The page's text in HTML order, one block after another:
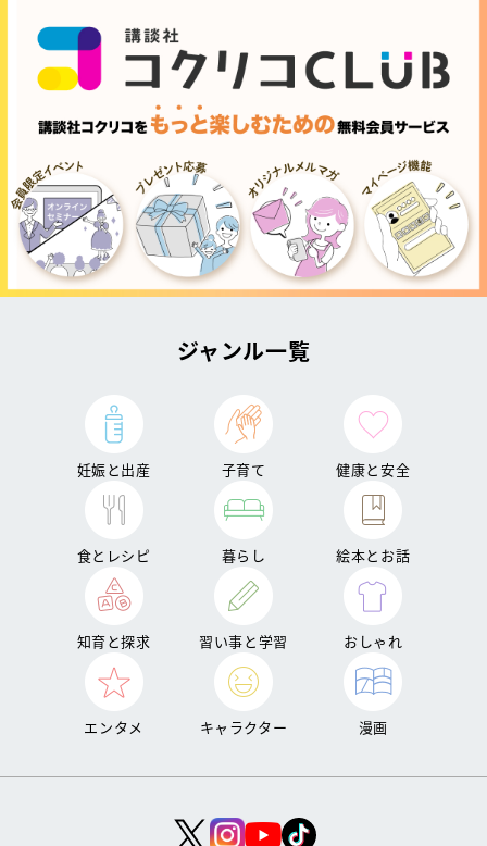
ジャンル一覧
妊娠と出産 子育て 健康と安全
食とレシピ 暮らし 絵本とお話
知育と探求 習い事と学習 おしゃれ
エンタメ キャラクター 漫画